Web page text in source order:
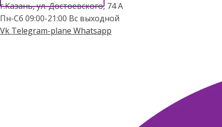
г.Казань, ул. Достоевского, 74 А
Пн-Сб 09:00-21:00 Вс выходной
Vk Telegram-plane Whatsapp